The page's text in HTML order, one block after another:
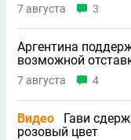
7 августа 3
Аргентина
возможной
7 августа 4
Видео
Гави
розовый цвет